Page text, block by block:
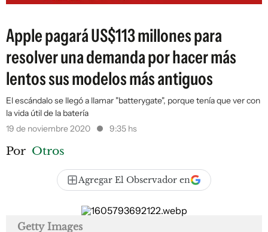
Apple pagará US$113 millones para
resolver una demanda por hacer más
lentos sus modelos más antiguos
El escándalo se llegó a llamar "batterygate", porque tenía que ver con
la vida útil de la batería
19 de noviembre 2020
9:35 hs
Por Otros
Agregar El Observador en
Getty Images